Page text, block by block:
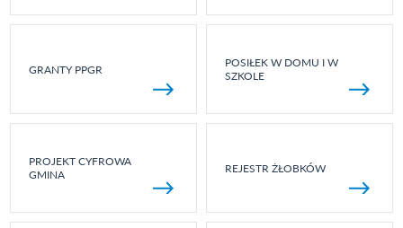
GRANTY PPGR
POSIŁEK W DOMU I W
SZKOLE
PROJEKT CYFROWA
GMINA
REJESTR ŻŁOBKÓW